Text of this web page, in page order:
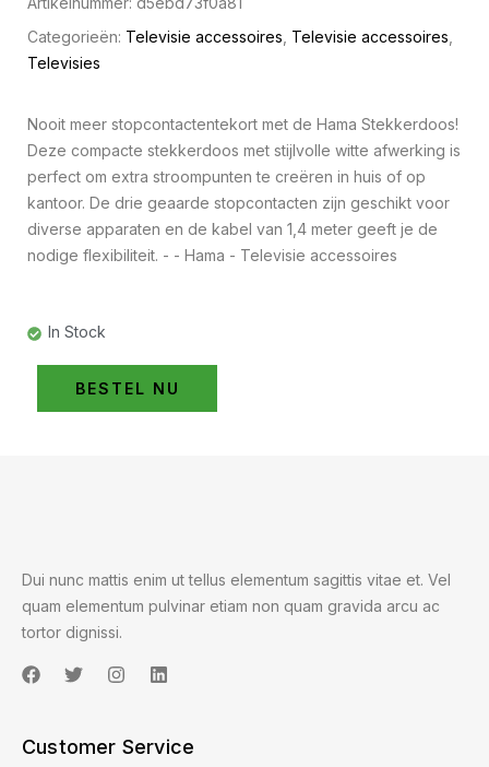
Categorieën: Televisie accessoires Televisie accessoires
Televisies
Nooit meer stopcontactentekort met de Hama Stekkerdoos!
Deze compacte stekkerdoos met stijlvolle witte afwerking is
perfect om extra stroompunten te creëren in huis of op
kantoor. De drie geaarde stopcontacten zijn geschikt voor
diverse apparaten en de kabel van 1,4 meter geeft je de
nodige flexibiliteit. - - Hama - Televisie accessoires
In Stock
BESTEL NU
Dui nunc mattis enim ut tellus elementum sagittis vitae et. Vel
quam elementum pulvinar etiam non quam gravida arcu ac
tortor dignissi.
Customer Service